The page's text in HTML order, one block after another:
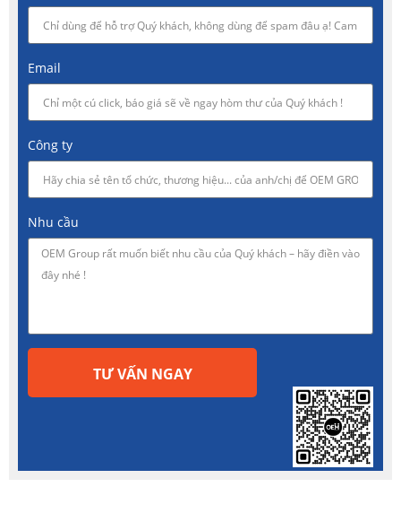
Email
Công ty
Nhu cầu
TƯ VẤN NGAY